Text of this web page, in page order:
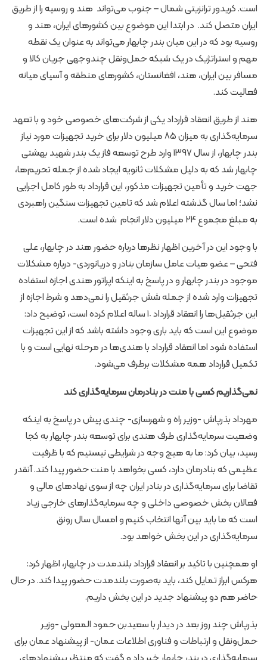
است. کریدور ترانزیتی شمال – جنوب می‌تواند هند و روسیه را از طریق
ایران متصل کند. در ابتدا این موضوع بین کشورهای ایران، هند و
روسیه بود که در این میان بندر چابهار می‌تواند به عنوان یک نقطه
مهم و استراتژیک در یک شبکه حمل‌ونقل چندوجهی جریان کالا و
مسافر بین ایران، هند، افغانستان، کشورهای منطقه و آسیای میانه
فعالیت کند.
هند از طریق انعقاد قرارداد یکی از شرکت‌های خصوصی خود و با تعهد
سرمایه‌گذاری به میزان ۸۵ میلیون دلار برای خرید تجهیزات مورد نیاز
بندر چابهار، از سال ۱۳۹۷ وارد طرح توسعه فاز یک بندر شهید بهشتی
چابهار شد که به‌ دلیل مشکلات ثانویه ایجاد شده از جمله تحریم‌ها،
جهت خرید و تأمین تجهیزات مذکور، این قرارداد به طور کامل اجرایی
نشد؛ اما سال گذشته اعلام شد که تامین تجهیزات سنگین راهبردی
به مبلغ مجموع ۲۴ میلیون دلار انجام شده است.
با وجود این در آخرین اظهار نظرها درباره حضور هند در چابهار، علی
فتحی – عضو هیات عامل سازمان بنادر و دریانوردی- درباره مشکلات
موجود در بندر چابهار و در پاسخ به اینکه اپراتور هندی اجازه استفاده
تجهیزات وارد شده از جمله شش جرثقیل را نمی‌دهد و شرط اجازه از
این جرثقیل‌ها را انعقاد قرارداد ١٠ ساله اعلام کرده‌ است، توضیح داد:
موضوع این است که باید باری وجود داشته باشد که از این تجهیزات
استفاده شود اما انعقاد قرارداد با هندی‌ها در مرحله نهایی است و با
تکمیل قرارداد همه مشکلات برطرف می‌شود.
نمی‌گذاریم کسی با منت در بنادرمان سرمایه‌گذاری کند
مهرداد بذرپاش -وزیر راه و شهرسازی- چندی پیش در پاسخ به اینکه
وضعیت سرمایه‌گذاری طرف هندی برای توسعه بندر چابهار به کجا
رسید، ‌بیان کرد: ما به هیچ وجه در شرایطی نیستیم که با ظرفیت
عظیمی که بنادرمان دارد، کسی بخواهد با منت حضور پیدا کند. آنقدر
تقاضا برای سرمایه‌گذاری در بنادر ایران چه از سوی نهادهای مالی و
فعالان بخش خصوصی داخلی و چه سرمایه‌گذارهای خارجی زیاد
است که ما باید بین آنها انتخاب کنیم و امسال سال رونق
سرمایه‌گذاری در این بخش خواهد بود.
او همچنین با تاکید بر انعقاد قرارداد بلندمدت در چابهار، اظهار کرد:
هرکس ابراز تمایل کند، باید به‌صورت بلندمدت حضور پیدا کند. در حال
حاضر هم دو پیشنهاد جدید در این بخش داریم.
بذرپاش چند روز بعد در دیدار با سعیدبن حمود المعولی -وزیر
حمل‌ونقل و ارتباطات و فناوری اطلاعات عمان- از پیشنهاد عمان برای